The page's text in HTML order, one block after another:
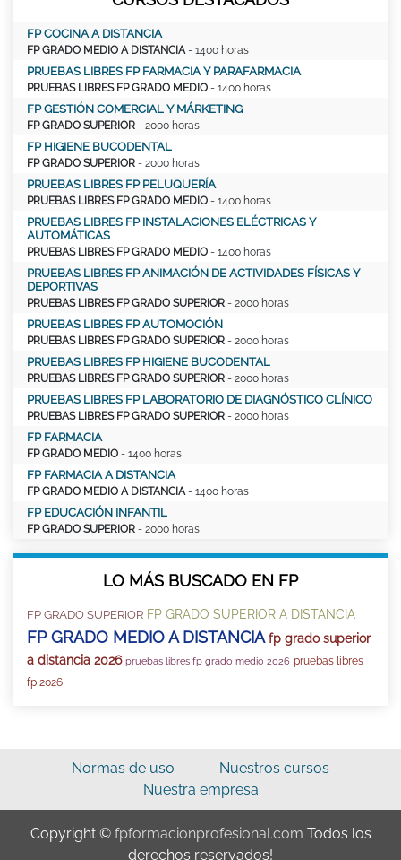
FP COCINA A DISTANCIA
FP GRADO MEDIO A DISTANCIA - 1400 horas
PRUEBAS LIBRES FP FARMACIA Y PARAFARMACIA
PRUEBAS LIBRES FP GRADO MEDIO - 1400 horas
FP GESTIÓN COMERCIAL Y MÁRKETING
FP GRADO SUPERIOR - 2000 horas
FP HIGIENE BUCODENTAL
FP GRADO SUPERIOR - 2000 horas
PRUEBAS LIBRES FP PELUQUERÍA
PRUEBAS LIBRES FP GRADO MEDIO - 1400 horas
PRUEBAS LIBRES FP INSTALACIONES ELÉCTRICAS Y
AUTOMÁTICAS
PRUEBAS LIBRES FP GRADO MEDIO - 1400 horas
PRUEBAS LIBRES FP ANIMACIÓN DE ACTIVIDADES FÍSICAS Y
DEPORTIVAS
PRUEBAS LIBRES FP GRADO SUPERIOR - 2000 horas
PRUEBAS LIBRES FP AUTOMOCIÓN
PRUEBAS LIBRES FP GRADO SUPERIOR - 2000 horas
PRUEBAS LIBRES FP HIGIENE BUCODENTAL
PRUEBAS LIBRES FP GRADO SUPERIOR - 2000 horas
PRUEBAS LIBRES FP LABORATORIO DE DIAGNÓSTICO CLÍNICO
PRUEBAS LIBRES FP GRADO SUPERIOR - 2000 horas
FP FARMACIA
FP GRADO MEDIO - 1400 horas
FP FARMACIA A DISTANCIA
FP GRADO MEDIO A DISTANCIA - 1400 horas
FP EDUCACIÓN INFANTIL
FP GRADO SUPERIOR - 2000 horas
LO MÁS BUSCADO EN FP
FP GRADO SUPERIOR FP GRADO SUPERIOR A DISTANCIA
FP GRADO MEDIO A DISTANCIA fp grado superior
a distancia 2026 pruebas libres fp grado medio 2026 pruebas libres
fp 2026
Normas de uso
Nuestros cursos
Nuestra empresa
Copyright © fpformacionprofesional.com Todos los
derechos reservados!